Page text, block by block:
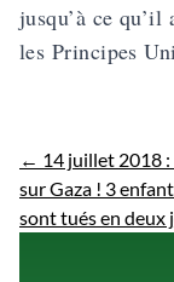
jusqu’à ce
les Principes
← 14 juillet 2018 :
sur Gaza ! 3
sont tués en deux